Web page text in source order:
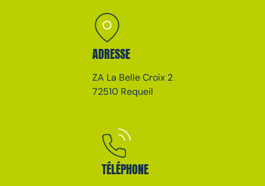
ADRESSE
ZA La Belle Croix 2
72510 Requeil
TÉLÉPHONE